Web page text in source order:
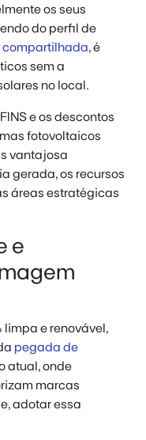
os seus
do perfil de
compartilhada, é
sem a
no local.
e os descontos
fotovoltaicos
vantajosa
gerada, os recursos
áreas estratégicas
e
limpa e renovável,
pegada de
atual, onde
marcas
adotar essa